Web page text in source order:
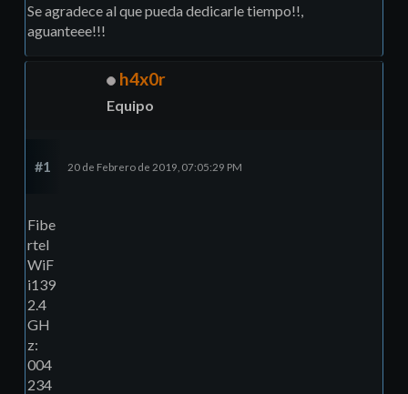
Se agradece al que pueda dedicarle tiempo!!,
aguanteee!!!
h4x0r
Equipo
#1 20 de Febrero de 2019, 07:05:29 PM
Fibe
rtel
WiF
i139
2.4
GH
z:
004
234